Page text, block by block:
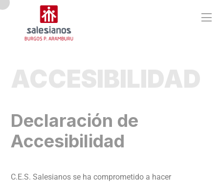
ACCESIBILIDAD
Declaración de
Accesibilidad
C.E.S. Salesianos se ha comprometido a hacer